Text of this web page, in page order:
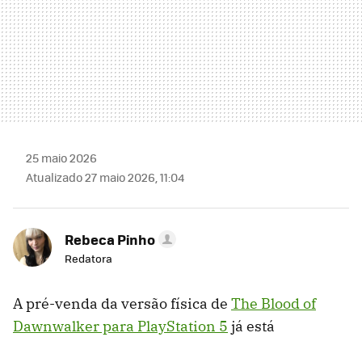
25 maio 2026
Atualizado 27 maio 2026, 11:04
Rebeca Pinho
Redatora
A pré-venda da versão física de The Blood of
Dawnwalker para PlayStation 5 já está